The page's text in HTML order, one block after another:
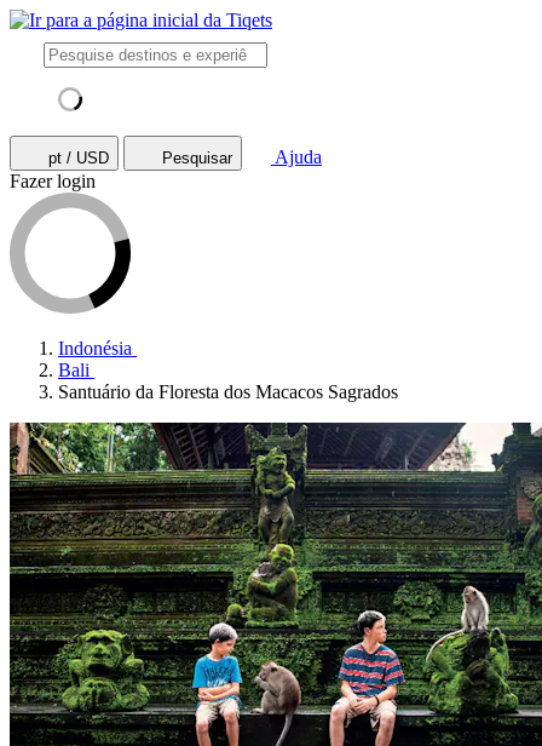
pt / USD Pesquisar
Ajuda
Fazer login
Indonésia
Bali
Santuário da Floresta dos Macacos Sagrados